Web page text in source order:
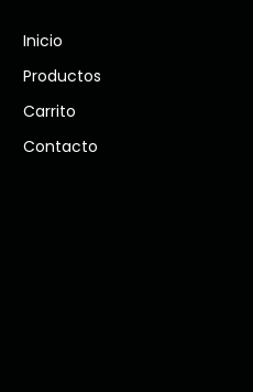
Inicio
Productos
Carrito
Contacto